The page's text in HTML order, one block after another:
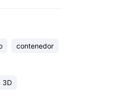
contenedor
3D